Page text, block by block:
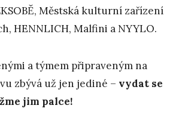
Městská kulturní zařízení
HENNLICH, Malfini a NYYLO.
a týmem připraveným na
zbývá už jen jediné – vydat se
jim palce!